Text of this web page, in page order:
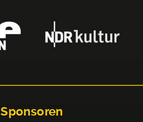
Sponsoren